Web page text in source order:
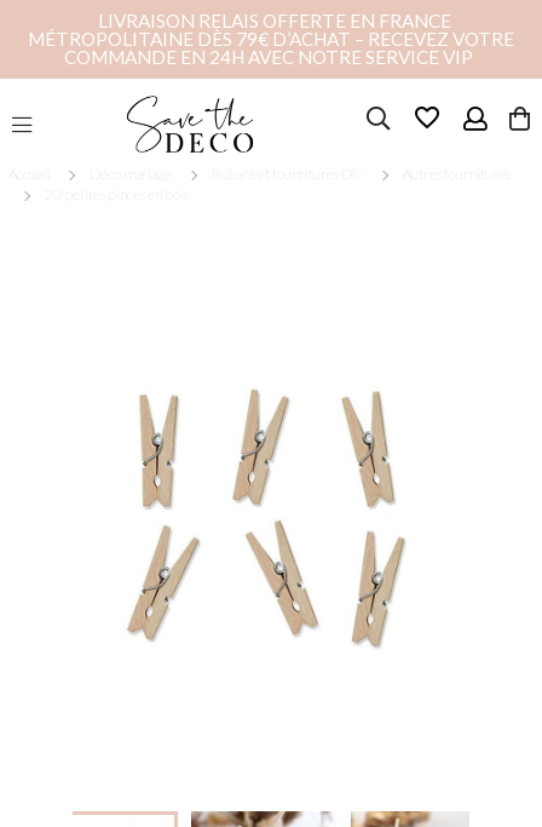
LIVRAISON RELAIS OFFERTE EN FRANCE
MÉTROPOLITAINE DÈS 79€ D’ACHAT – RECEVEZ VOTRE
COMMANDE EN 24H AVEC NOTRE SERVICE VIP
favorite_border
Accueil Déco mariage Rubans et fournitures DIY
Autres fournitures
20 petites pinces en bois